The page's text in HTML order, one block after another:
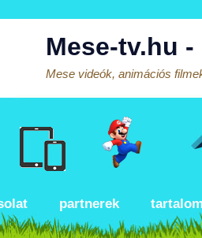
Mese-tv.hu
Mese videók, animációs
partnerek